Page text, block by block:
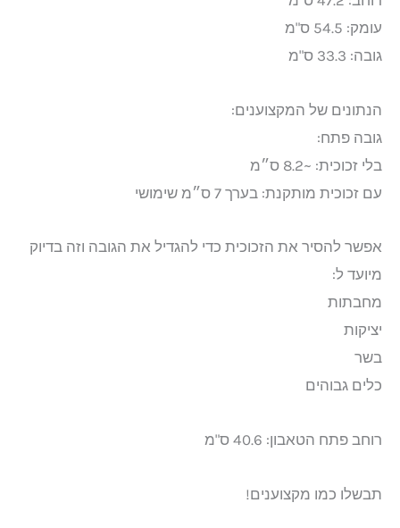
עומק: 54.5 ס"מ
גובה: 33.3 ס"מ
הנתונים של המקצוענים:
גובה פתח:
בלי זכוכית: ~8.2 ס״מ
עם זכוכית מותקנת: בערך 7 ס״מ שימושי
אפשר להסיר את הזכוכית כדי להגדיל את הגובה וזה בדיוק
מיועד ל:
מחבתות
יציקות
בשר
כלים גבוהים
רוחב פתח הטאבון: 40.6 ס"מ
תבשלו כמו מקצוענים!